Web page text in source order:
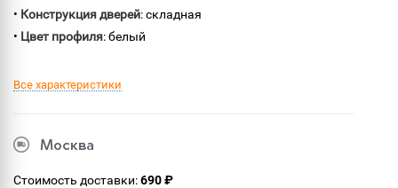
• Конструкция дверей: складная
• Цвет профиля: белый
Все характеристики
Москва
Стоимость доставки:690 ₽